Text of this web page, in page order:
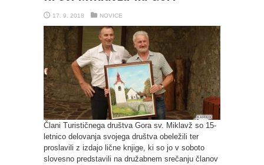
17. 9. 2018 NOVICE
Člani Turističnega društva Gora sv. Miklavž so 15-
letnico delovanja svojega društva obeležili ter
proslavili z izdajo lične knjige, ki so jo v soboto
slovesno predstavili na družabnem srečanju članov